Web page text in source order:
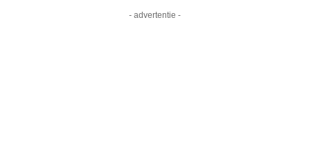
- advertentie -